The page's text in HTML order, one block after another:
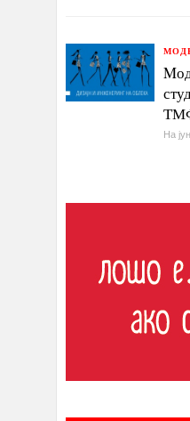
На